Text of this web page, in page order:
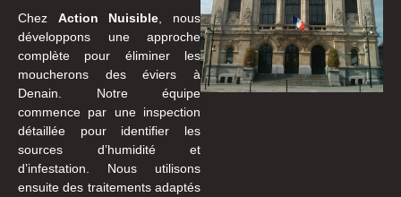
Chez Action Nuisible , nous
développons une approche
complète pour éliminer les
moucherons des éviers à
Denain. Notre équipe
commence par une inspection
détaillée pour identifier les
sources d’humidité et
d’infestation. Nous utilisons
ensuite des traitements adaptés